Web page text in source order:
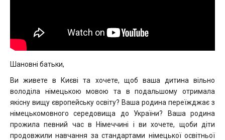
Шановні батьки,
Ви живете в Києві та хочете, щоб ваша дитина вільно
володіла німецькою мовою та в подальшому отримала
якісну вищу європейську освіту? Ваша родина переїжджає з
німецькомовного середовища до України? Ваша родина
прожила певний час в Німеччині і ви хочете, щоби діти
продовжили навчання за стандартами німецької освітньої